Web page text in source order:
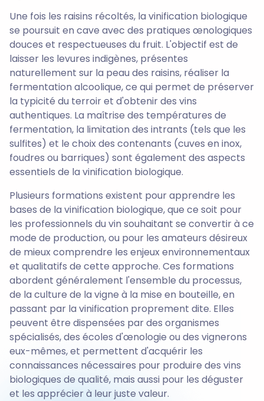
Une fois les raisins récoltés, la vinification biologique
se poursuit en cave avec des pratiques œnologiques
douces et respectueuses du fruit. L'objectif est de
laisser les levures indigènes, présentes
naturellement sur la peau des raisins, réaliser la
fermentation alcoolique, ce qui permet de préserver
la typicité du terroir et d'obtenir des vins
authentiques. La maîtrise des températures de
fermentation, la limitation des intrants (tels que les
sulfites) et le choix des contenants (cuves en inox,
foudres ou barriques) sont également des aspects
essentiels de la vinification biologique.
Plusieurs formations existent pour apprendre les
bases de la vinification biologique, que ce soit pour
les professionnels du vin souhaitant se convertir à ce
mode de production, ou pour les amateurs désireux
de mieux comprendre les enjeux environnementaux
et qualitatifs de cette approche. Ces formations
abordent généralement l'ensemble du processus,
de la culture de la vigne à la mise en bouteille, en
passant par la vinification proprement dite. Elles
peuvent être dispensées par des organismes
spécialisés, des écoles d'œnologie ou des vignerons
eux-mêmes, et permettent d'acquérir les
connaissances nécessaires pour produire des vins
biologiques de qualité, mais aussi pour les déguster
et les apprécier à leur juste valeur.